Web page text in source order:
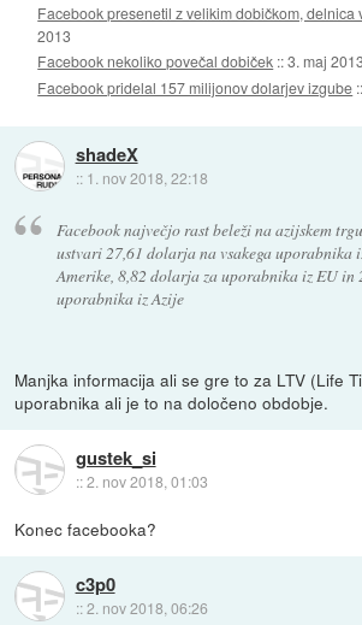
Facebook presenetil z velikim dobičkom, delnica
2013
Facebook nekoliko povečal dobiček ::3. maj 2013
Facebook pridelal 157 milijonov dolarjev izgube
shadeX
:: 1. nov 2018, 22:18
Facebook največjo rast beleži na azijskem
ustvari 27,61 dolarja na vsakega uporabnika
Amerike, 8,82 dolarja za uporabnika iz EU in
uporabnika iz Azije
Manjka informacija ali se gre to za LTV (Life
uporabnika ali je to na določeno obdobje.
gustek_si
::2. nov 2018, 01:03
Konec facebooka?
c3p0
::2. nov 2018, 06:26